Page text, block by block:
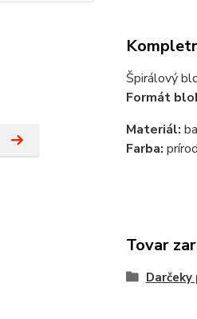
Špirálový
Formát
Materiál:
Farba:
Tovar